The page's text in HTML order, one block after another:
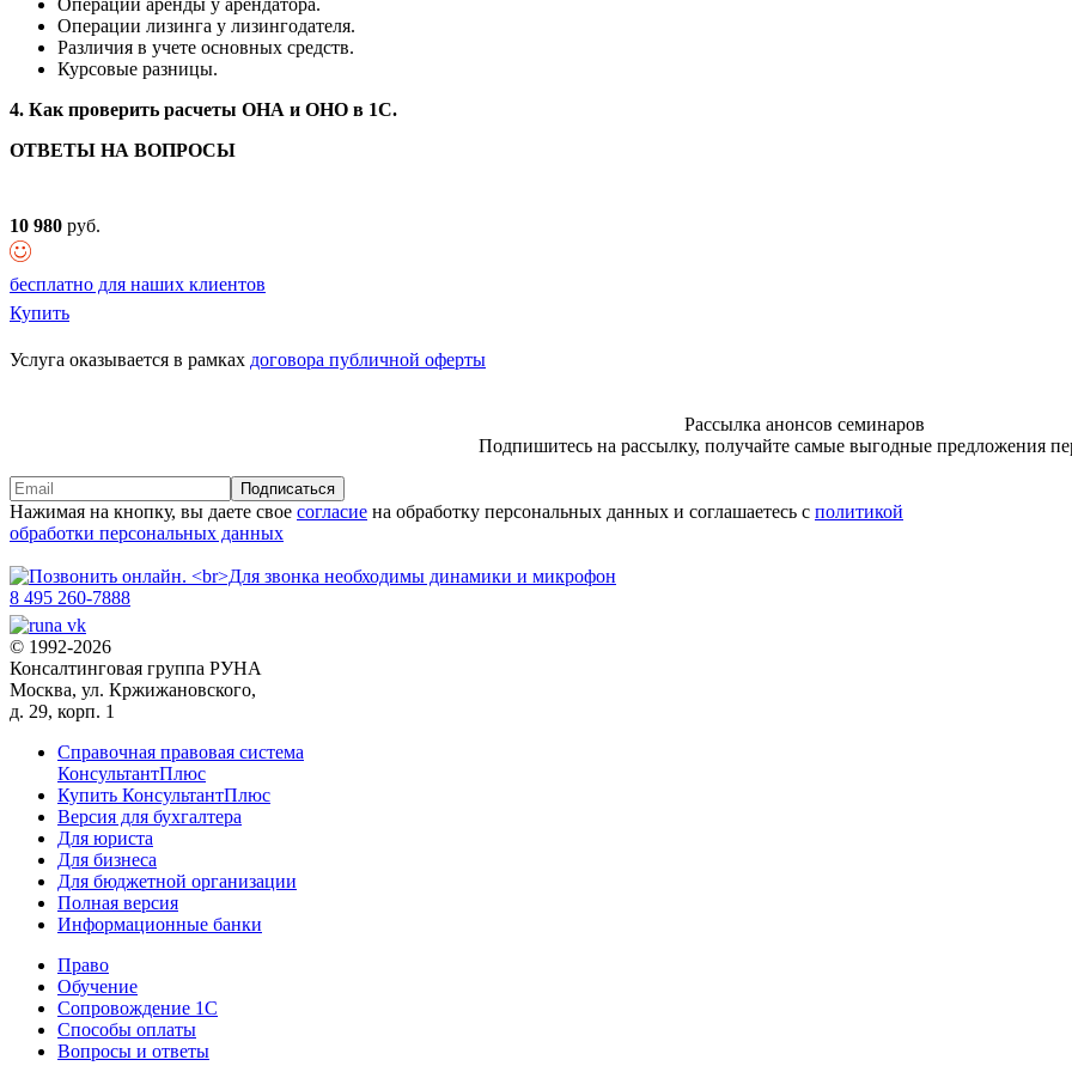
Операции аренды у арендатора.
Операции лизинга у лизингодателя.
Различия в учете основных средств.
Курсовые разницы.
4. Как проверить расчеты ОНА и ОНО в 1С.
ОТВЕТЫ НА ВОПРОСЫ
10 980 руб.
бесплатно для наших клиентов
Купить
Услуга оказывается в рамках договора публичной оферты
Рассылка анонсов семинаров
Подпишитесь на рассылку, получайте самые выгодные предложения
Подписаться
Нажимая на кнопку, вы даете свое согласие на обработку персональных данных и соглашаетесь с политикой
обработки персональных данных
8 495 260-7888
© 1992-2026
Консалтинговая группа РУНА
Москва, ул. Кржижановского,
д. 29, корп. 1
Справочная правовая система
КонсультантПлюс
Купить КонсультантПлюс
Версия для бухгалтера
Для юриста
Для бизнеса
Для бюджетной организации
Полная версия
Информационные банки
Право
Обучение
Сопровождение 1С
Способы оплаты
Вопросы и ответы